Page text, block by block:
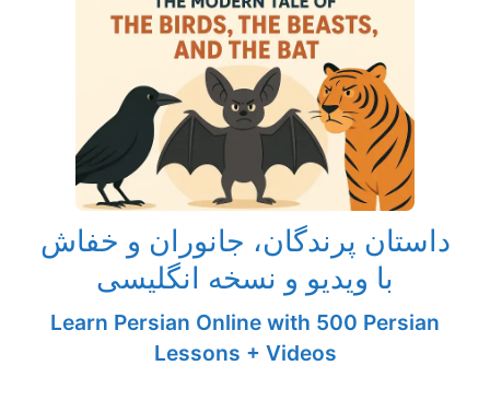
داستان پرندگان، جانوران و خفاش
با ویدیو و نسخه انگلیسی
Learn Persian Online with 500 Persian
Lessons + Videos